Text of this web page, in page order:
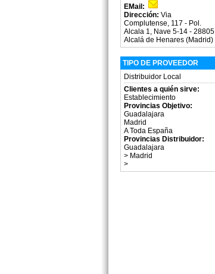
EMail:
Dirección: Via
Complutense, 117 - Pol.
Alcala 1, Nave 5-14 - 28805
Alcalá de Henares (Madrid)
TIPO DE PROVEEDOR
Distribuidor Local
Clientes a quién sirve:
Establecimiento
Provincias Objetivo:
Guadalajara
Madrid
A Toda España
Provincias Distribuidor:
Guadalajara
> Madrid
>